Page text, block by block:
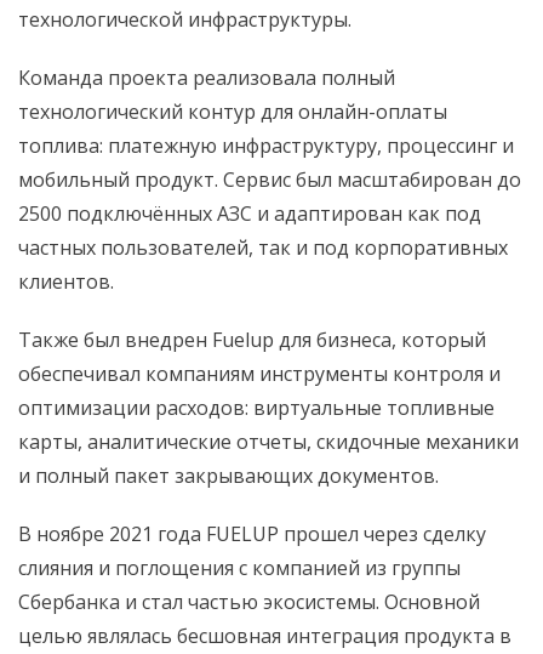
технологической инфраструктуры.
Команда проекта реализовала полный
технологический контур для онлайн-оплаты
топлива: платежную инфраструктуру, процессинг и
мобильный продукт. Сервис был масштабирован до
2500 подключённых АЗС и адаптирован как под
частных пользователей, так и под корпоративных
клиентов.
Также был внедрен Fuelup для бизнеса, который
обеспечивал компаниям инструменты контроля и
оптимизации расходов: виртуальные топливные
карты, аналитические отчеты, скидочные механики
и полный пакет закрывающих документов.
В ноябре 2021 года FUELUP прошел через сделку
слияния и поглощения с компанией из группы
Сбербанка и стал частью экосистемы. Основной
целью являлась бесшовная интеграция продукта в